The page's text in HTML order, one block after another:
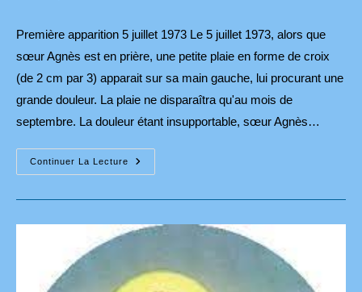
Première apparition 5 juillet 1973 Le 5 juillet 1973, alors que
sœur Agnès est en prière, une petite plaie en forme de croix
(de 2 cm par 3) apparait sur sa main gauche, lui procurant une
grande douleur. La plaie ne disparaîtra qu'au mois de
septembre. La douleur étant insupportable, sœur Agnès…
Continuer La Lecture
Apparitions
De